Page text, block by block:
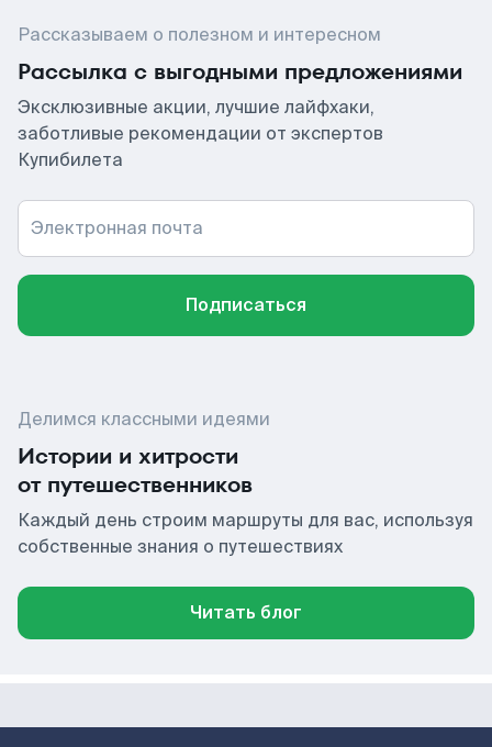
Рассказываем о полезном и интересном
Рассылка с выгодными предложениями
Эксклюзивные акции, лучшие лайфхаки,
заботливые рекомендации от экспертов
Купибилета
Электронная почта
Подписаться
Делимся классными идеями
Истории и хитрости
от путешественников
Каждый день строим маршруты для вас, используя
собственные знания о путешествиях
Читать блог